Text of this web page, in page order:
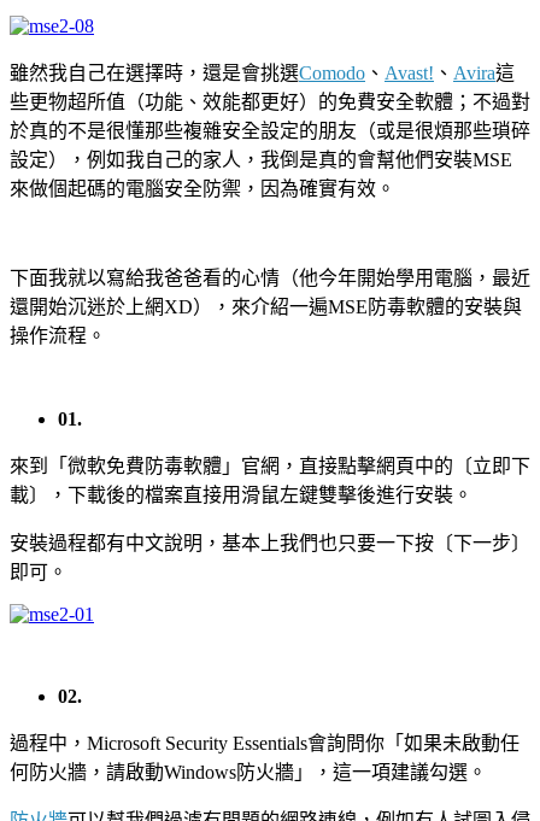
雖然我自己在選擇時，還是會挑選Comodo 、 Avast! 、 Avira這
些更物超所值（功能、效能都更好）的免費安全軟體；不過對
於真的不是很懂那些複雜安全設定的朋友（或是很煩那些瑣碎
設定），例如我自己的家人，我倒是真的會幫他們安裝MSE
來做個起碼的電腦安全防禦，因為確實有效。
下面我就以寫給我爸爸看的心情（他今年開始學用電腦，最近
還開始沉迷於上網XD），來介紹一遍MSE防毒軟體的安裝與
操作流程。
01.
來到「微軟免費防毒軟體」官網，直接點擊網頁中的〔立即下
載〕，下載後的檔案直接用滑鼠左鍵雙擊後進行安裝。
安裝過程都有中文說明，基本上我們也只要一下按〔下一步〕
即可。
02.
過程中，Microsoft Security Essentials會詢問你「如果未啟動任
何防火牆，請啟動Windows防火牆」，這一項建議勾選。